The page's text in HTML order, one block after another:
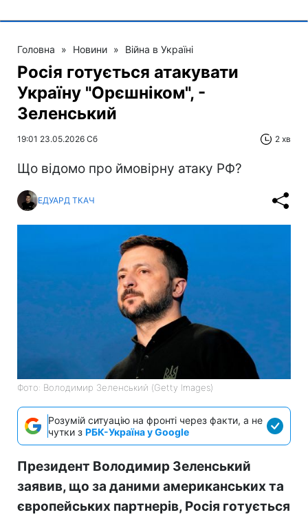
Головна » Новини » Війна в Україні
Росія готується атакувати
Україну "Орєшніком", -
Зеленський
19:01 23.05.2026 Сб 2 хв
Що відомо про ймовірну атаку РФ?
ЕДУАРД ТКАЧ
Фото: Володимир Зеленський (Getty Images)
Розумій ситуацію на фронті через факти, а не
чутки з РБК-Україна у Google
Президент Володимир Зеленський
заявив, що за даними американських та
європейських партнерів, Росія готується